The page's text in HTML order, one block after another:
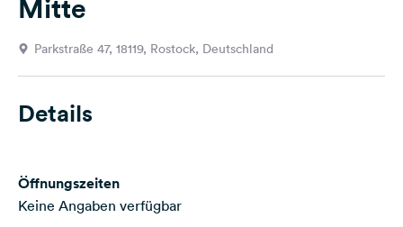
Feedback
Sprache:
Folge
Media
Mitte
Parkstraße 47, 18119, Rostock, Deutschland
Details
Öffnungszeiten
Keine Angaben verfügbar